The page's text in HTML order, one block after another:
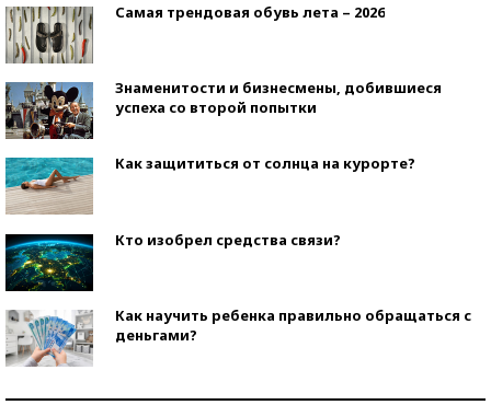
Самая трендовая обувь лета – 2026
Знаменитости и бизнесмены, добившиеся
успеха со второй попытки
Как защититься от солнца на курорте?
Кто изобрел средства связи?
Как научить ребенка правильно обращаться с
деньгами?